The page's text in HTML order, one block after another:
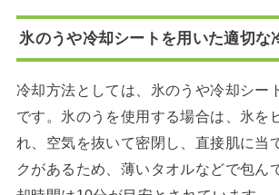
氷のうや冷却シートを用いた適切な
冷却方法としては、氷のうや冷却シー
です。氷のうを使用する場合は、氷を
れ、空気を抜いて密閉し、直接肌に当
クがあるため、薄いタオルなどで包ん